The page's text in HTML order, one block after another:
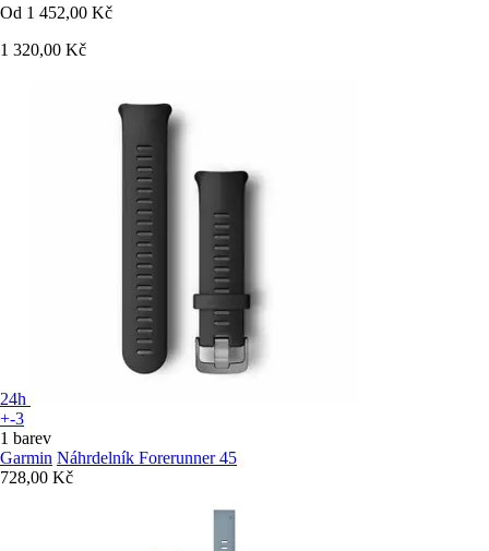
Od 1 452,00 Kč
1 320,00 Kč
24h
+-3
1 barev
Garmin Náhrdelník Forerunner 45
728,00 Kč